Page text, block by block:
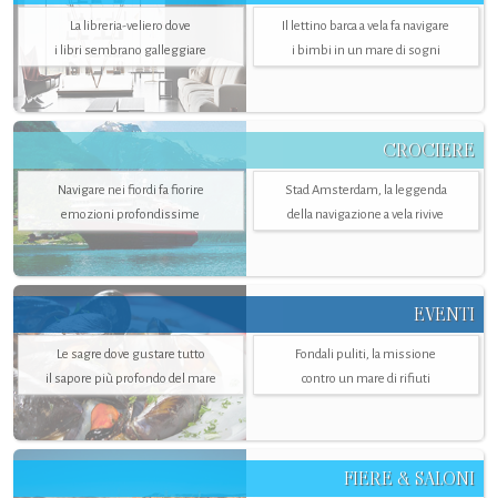
La libreria-veliero dove
i libri sembrano galleggiare
Il lettino barca a vela fa navigare
i bimbi in un mare di sogni
CROCIERE
Navigare nei fiordi fa fiorire
emozioni profondissime
Stad Amsterdam, la leggenda
della navigazione a vela rivive
EVENTI
Le sagre dove gustare tutto
il sapore più profondo del mare
Fondali puliti, la missione
contro un mare di rifiuti
FIERE & SALONI